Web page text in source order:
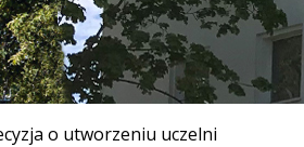
o utworzeniu uczelni